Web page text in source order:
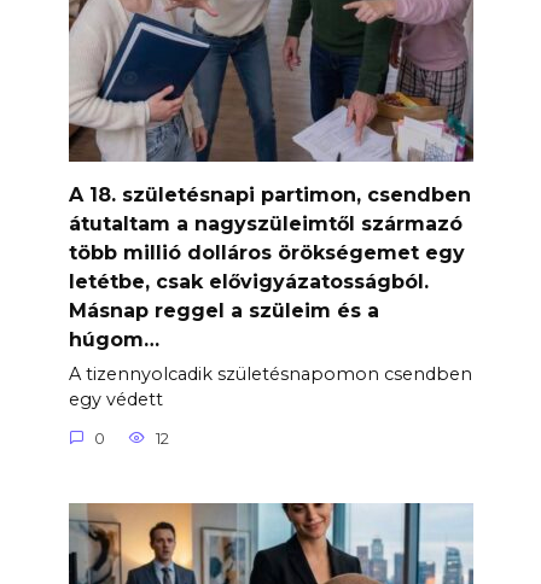
A 18. születésnapi partimon, csendben
átutaltam a nagyszüleimtől származó
több millió dolláros örökségemet egy
letétbe, csak elővigyázatosságból.
Másnap reggel a szüleim és a
húgom…
A tizennyolcadik születésnapomon csendben
egy védett
0 12